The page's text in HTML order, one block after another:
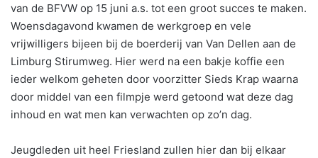
van de BFVW op 15 juni a.s. tot een groot succes te maken.
Woensdagavond kwamen de werkgroep en vele
vrijwilligers bijeen bij de boerderij van Van Dellen aan de
Limburg Stirumweg. Hier werd na een bakje koffie een
ieder welkom geheten door voorzitter Sieds Krap waarna
door middel van een filmpje werd getoond wat deze dag
inhoud en wat men kan verwachten op zo’n dag.
Jeugdleden uit heel Friesland zullen hier dan bij elkaar